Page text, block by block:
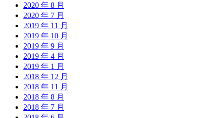
2020 年 8 月
2020 年 7 月
2019 年 11 月
2019 年 10 月
2019 年 9 月
2019 年 4 月
2019 年 1 月
2018 年 12 月
2018 年 11 月
2018 年 8 月
2018 年 7 月